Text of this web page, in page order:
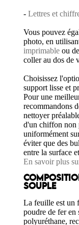
-Lettres et
Vous pouvez
photo, en
imprimable ou
coller au dos de
Choisissez
support lisse et
Pour une
recommandons
nettoyer
d'un chiffon non
uniformément
éviter que des
entre la surface
En savoir plus
SOUPLE
La feuille est un
poudre de fer en
polyuréthane,